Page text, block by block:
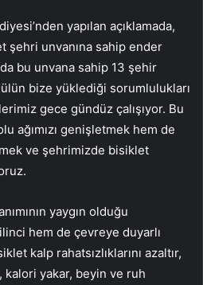
yapılan açıklamada,
şehri unvanına sahip ender
bu unvana sahip 13 şehir
bize yüklediği sorumlulukları
gece gündüz çalışıyor. Bu
ağımızı genişletmek hem de
ve şehrimizde bisiklet
yaygın olduğu
hem de çevreye duyarlı
kalp rahatsızlıklarını azaltır,
kalori yakar, beyin ve ruh